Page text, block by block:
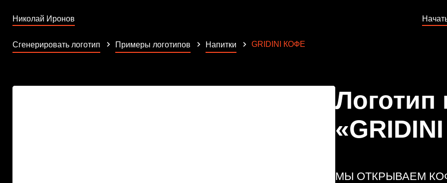
Николай Иронов
Сгенерировать логотип Примеры логотипов Напитки GRIDINI КОФЕ
Логотип
МЫ ОТКРЫВАЕМ